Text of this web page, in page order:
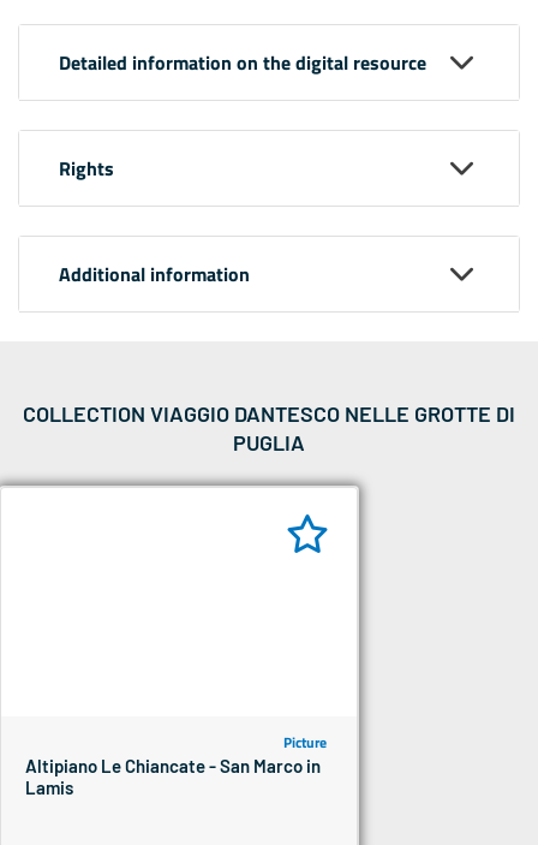
Detailed information on the digital resource
Rights
Additional information
COLLECTION VIAGGIO DANTESCO NELLE GROTTE DI
PUGLIA
Picture
Altipiano Le Chiancate - San Marco in
Lamis